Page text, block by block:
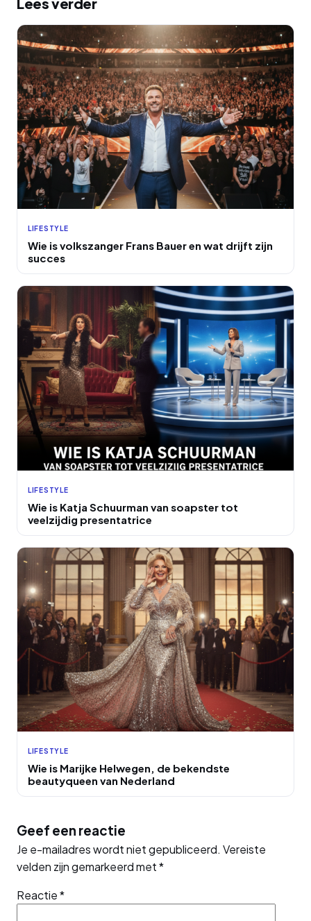
LIFESTYLE
Wie is volkszanger Frans Bauer en wat drijft zijn
succes
LIFESTYLE
Wie is Katja Schuurman van soapster tot
veelzijdig presentatrice
LIFESTYLE
Wie is Marijke Helwegen, de bekendste
beautyqueen van Nederland
Geef een reactie
Je e-mailadres wordt niet gepubliceerd. Vereiste
velden zijn gemarkeerd met*
Reactie*